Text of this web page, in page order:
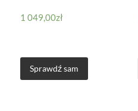
1 049,00zł
Sprawdź sam